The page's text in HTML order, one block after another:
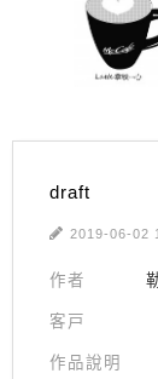
draft
2019-06-02
作者
客戸
作品說明